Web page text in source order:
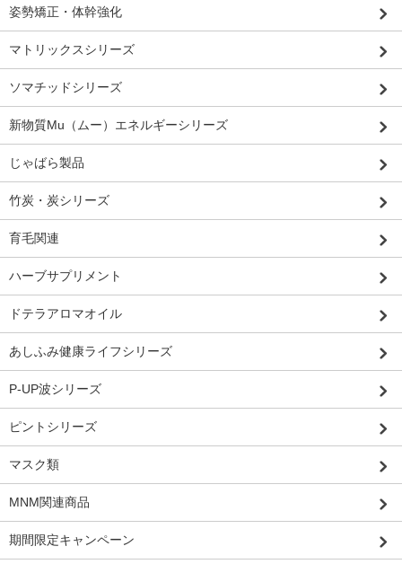
姿勢矯正・体幹強化
マトリックスシリーズ
ソマチッドシリーズ
新物質Mu（ムー）エネルギーシリーズ
じゃばら製品
竹炭・炭シリーズ
育毛関連
ハーブサプリメント
ドテラアロマオイル
あしふみ健康ライフシリーズ
P-UP波シリーズ
ピントシリーズ
マスク類
MNM関連商品
期間限定キャンペーン